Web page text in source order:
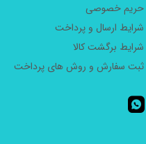
حریم خصوصی
شرایط ارسال و پرداخت
شرایط برگشت کالا
ثبت سفارش و روش های پرداخت